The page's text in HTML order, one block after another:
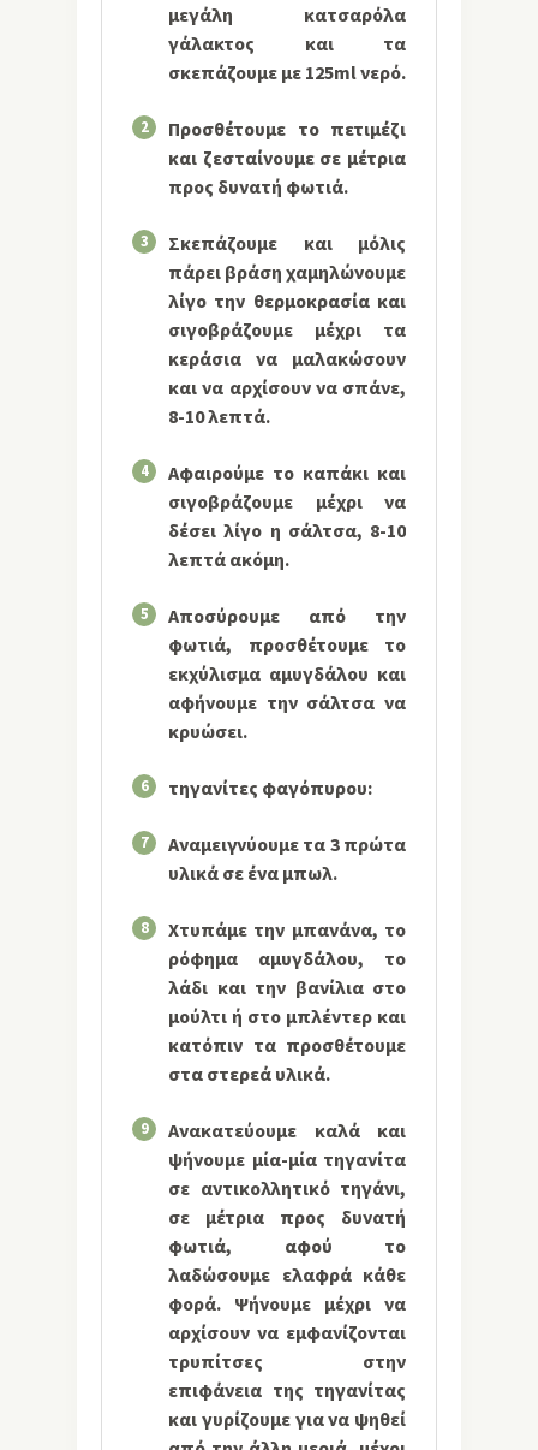
μεγάλη κατσαρόλα
γάλακτος και τα
σκεπάζουμε με 125ml νερό.
2
Προσθέτουμε το πετιμέζι
και ζεσταίνουμε σε μέτρια
προς δυνατή φωτιά.
3
Σκεπάζουμε και μόλις
πάρει βράση χαμηλώνουμε
λίγο την θερμοκρασία και
σιγοβράζουμε μέχρι τα
κεράσια να μαλακώσουν
και να αρχίσουν να σπάνε,
8-10 λεπτά.
4
Αφαιρούμε το καπάκι και
σιγοβράζουμε μέχρι να
δέσει λίγο η σάλτσα, 8-10
λεπτά ακόμη.
5
Αποσύρουμε από την
φωτιά, προσθέτουμε το
εκχύλισμα αμυγδάλου και
αφήνουμε την σάλτσα να
κρυώσει.
6 τηγανίτες φαγόπυρου:
7
Αναμειγνύουμε τα 3 πρώτα
υλικά σε ένα μπωλ.
8
Χτυπάμε την μπανάνα, το
ρόφημα αμυγδάλου, το
λάδι και την βανίλια στο
μούλτι ή στο μπλέντερ και
κατόπιν τα προσθέτουμε
στα στερεά υλικά.
9
Ανακατεύουμε καλά και
ψήνουμε μία-μία τηγανίτα
σε αντικολλητικό τηγάνι,
σε μέτρια προς δυνατή
φωτιά, αφού το
λαδώσουμε ελαφρά κάθε
φορά. Ψήνουμε μέχρι να
αρχίσουν να εμφανίζονται
τρυπίτσες στην
επιφάνεια της τηγανίτας
και γυρίζουμε για να ψηθεί